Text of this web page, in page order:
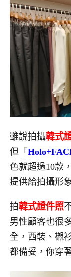
雖說拍攝韓式
但「
色就超過10款
提供給拍攝形
拍韓式證件照
男性顧客也很
全，西裝、襯
都備妥，你穿